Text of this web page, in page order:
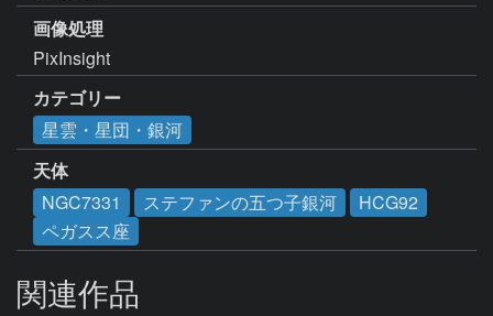
画像処理
PixInsight
カテゴリー
星雲・星団・銀河
天体
NGC7331
ステファンの五つ子銀河
HCG92
ペガスス座
関連作品